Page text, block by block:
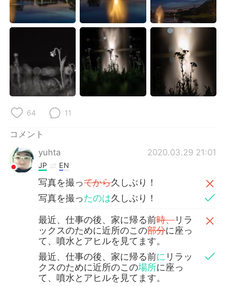
Indonesia Italiano
Tiếng Việt
Português
64 11
コメント
yuhta
2020.03.29 21:01
JP EN
写真を撮ってから久しぶり！
写真を撮ったのは久しぶり！
最近、仕事の後、家に帰る前時、リラ
ックスのために近所のこの部分に座っ
て、噴水とアヒルを見てます。
最近、仕事の後、家に帰る前に リラッ
クスのために近所のこの場所に座っ
て、噴水とアヒルを見てます。